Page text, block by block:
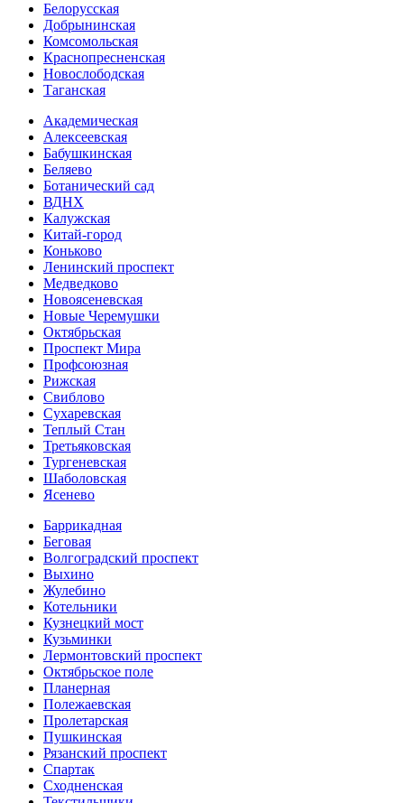
Белорусская
Добрынинская
Комсо­мольская
Краснопресненская
Новослободская
Таганская
Академическая
Алексеевская
Бабушкинская
Беляево
Ботанический сад
ВДНХ
Калужская
Китай-город
Коньково
Ленинский проспект
Медведково
Новоясе­невская
Новые Черемушки
Октябрьская
Проспект Мира
Профсоюзная
Рижская
Свиблово
Сухаревская
Теплый Стан
Третьяковская
Тургеневская
Шаболовская
Ясенево
Баррикадная
Беговая
Волгоградский проспект
Выхино
Жулебино
Котельники
Кузнецкий мост
Кузьминки
Лермонтовский проспект
Октябрьское поле
Планерная
Полежаевская
Пролетарская
Пушкинская
Рязанский проспект
Спартак
Сходненская